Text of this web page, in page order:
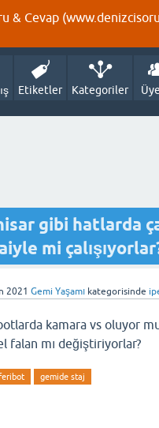
& Cevap
Etiketler Kategoriler
gibi hatlarda
mi
2021 Gemi Yaşamı kategorisinde
kamara vs oluyor
falan mı değiştiriyorlar?
gemide staj